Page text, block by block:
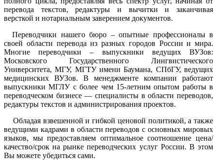
перевода текстов, редактуры и вычитки и заканчивая
версткой и нотариальным заверением документов.
Переводчики нашего бюро – опытные профессионалы в
своей области перевода из разных городов России и мира.
Многие переводчики – выпускники ведущих ВУЗов:
Московского Государственного Лингвистического
Университета, МГУ, МГТУ имени Баумана, СПбГУ, ведущих
медицинских ВУЗов. В менеджменте компании работают
выпускники МГЛУ с более чем 15-летним опытом работы в
переводческом бизнесе — специалисты в области переводов,
редактуры текстов и администрирования проектов.
Обладая взвешенной и гибкой ценовой политикой, а также
ведущими кадрами в области переводов с основных мировых
языков, мы предоставляем оптимальное соотношение цена/
качество/срок на рынке переводческих услуг России. В этом
Вы можете убедиться сами.